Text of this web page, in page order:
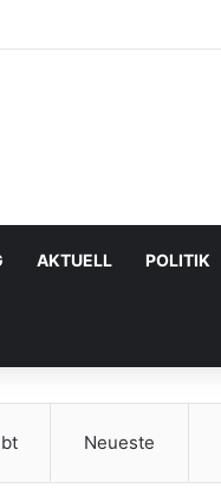
AKTUELL POLITIK
Neueste